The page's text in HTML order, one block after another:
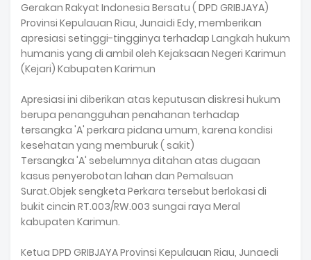
Gerakan Rakyat Indonesia Bersatu ( DPD GRIBJAYA)
Provinsi Kepulauan Riau, Junaidi Edy, memberikan
apresiasi setinggi-tingginya terhadap Langkah hukum
humanis yang di ambil oleh Kejaksaan Negeri Karimun
(Kejari) Kabupaten Karimun
Apresiasi ini diberikan atas keputusan diskresi hukum
berupa penangguhan penahanan terhadap
tersangka 'A' perkara pidana umum, karena kondisi
kesehatan yang memburuk ( sakit)
Tersangka 'A' sebelumnya ditahan atas dugaan
kasus penyerobotan lahan dan Pemalsuan
Surat.Objek sengketa Perkara tersebut berlokasi di
bukit cincin RT.003/RW.003 sungai raya Meral
kabupaten Karimun.
Ketua DPD GRIBJAYA Provinsi Kepulauan Riau, Junaedi